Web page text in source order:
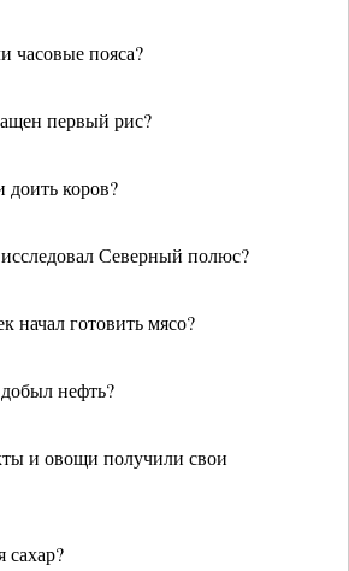
часовые пояса?
первый рис?
доить коров?
Северный полюс?
начал готовить мясо?
нефть?
и овощи получили свои
сахар?